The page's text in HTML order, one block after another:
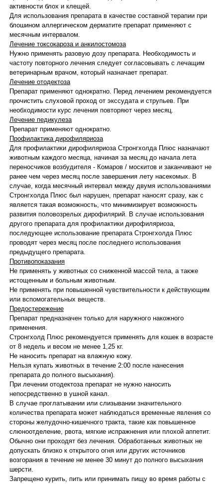
активности блох и клещей.
Для использования препарата в качестве составной терапии при
блошином аллергическом дерматите препарат применяют с
месячным интервалом.
Лечение токсокароза и анкилостомоза
Нужно применять разовую дозу препарата. Необходимость и
частоту повторного лечения следует согласовывать с лечащим
ветеринарным врачом, который назначает препарат.
Лечение отодектоза
Препарат применяют однократно. Перед лечением рекомендуется
прочистить слуховой проход от экссудата и струпьев. При
необходимости курс лечения повторяют через месяц.
Лечение педикулеза
Препарат применяют однократно.
Профилактика дирофиляриоза
Для профилактики дирофиляриоза Стронгхолда Плюс назначают
животным каждого месяца, начиная за месяц до начала лета
переносчиков возбудителя - Комаров / москитов и заканчивают не
ранее чем через месяц после завершения лету насекомых. В
случае, когда месячный интервал между двумя использованиями
Стронгхолда Плюс был нарушен, препарат наносят сразу, как с
является такая возможность, что минимизирует возможность
развития половозрелых дирофилярий. В случае использования
другого препарата для профилактики дирофиляриоза,
последующее использование препарата Стронгхолда Плюс
проводят через месяц после последнего использования
предыдущего препарата.
Противопоказания
Не применять у животных со сниженной массой тела, а также
истощенным и больным животным.
Не применять при повышенной чувствительности к действующим
или вспомогательных веществ.
Предостережение
Препарат предназначен только для наружного накожного
применения.
Стронгхолд Плюс рекомендуется применять для кошек в возрасте
от 8 недель и весом не менее 1,25 кг.
Не наносить препарат на влажную кожу.
Нельзя купать животных в течение 2:00 после нанесения
препарата до полного высыхания).
При лечении отодектоза препарат не нужно наносить
непосредственно в ушной канал.
В случае проглатывании или слизывании значительного
количества препарата может наблюдаться временные явления со
стороны желудочно-кишечного тракта, такие как повышенное
слюноотделение, рвота, мягкие испражнения или плохой аппетит.
Обычно они проходят без лечения. Обработанных животных не
допускать близко к открытого огня или других источников
возгорания в течение не менее 30 минут до полного высыхания
шерсти.
Запрещено курить, пить или принимать пищу во время работы с